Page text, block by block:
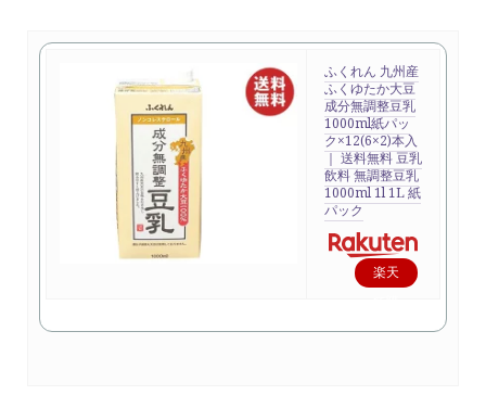
ふくれん 九州産
ふくゆたか大豆
成分無調整豆乳
1000ml紙パッ
ク×12(6×2)本入
｜ 送料無料 豆乳
飲料 無調整豆乳
1000ml 1l 1L 紙
パック
楽天
入